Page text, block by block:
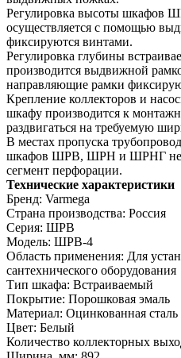
Регулировка высоты
осуществляется с помощью
фиксируются винтами.
Регулировка глубины
производится выдвижной
направляющие рамки
Крепление коллекторов и
шкафу производится к
раздвигаться на требуемую
В местах пропуска
шкафов ШРВ, ШРН и ШРНГ
сегмент перфорации.
Технические характеристики
Бренд: Varmega
Страна производства: Россия
Серия: ШРВ
Модель: ШРВ-4
Область применения: Для
сантехнического оборудования
Тип шкафа: Встраиваемый
Покрытие: Порошковая эмаль
Материал: Оцинкованная сталь
Цвет: Белый
Количество коллекторных